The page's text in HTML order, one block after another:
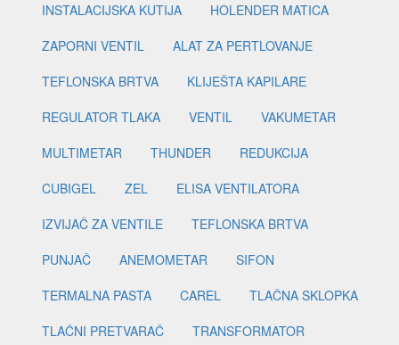
INSTALACIJSKA KUTIJA
HOLENDER MATICA
ZAPORNI VENTIL
ALAT ZA PERTLOVANJE
TEFLONSKA BRTVA
KLIJEŠTA KAPILARE
REGULATOR TLAKA
VENTIL
VAKUMETAR
MULTIMETAR
THUNDER
REDUKCIJA
CUBIGEL
ZEL
ELISA VENTILATORA
IZVIJAČ ZA VENTILE
TEFLONSKA BRTVA
PUNJAČ
ANEMOMETAR
SIFON
TERMALNA PASTA
CAREL
TLAČNA SKLOPKA
TLAČNI PRETVARAČ
TRANSFORMATOR